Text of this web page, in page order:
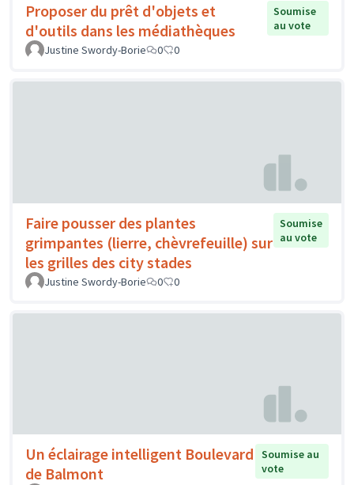
Proposer du prêt d'objets et
d'outils dans les médiathèques
Soumise
au vote
Justine Swordy-Borie
0 0
Faire pousser des plantes
grimpantes (lierre, chèvrefeuille) sur
les grilles des city stades
Soumise
au vote
Justine Swordy-Borie 0 0
Un éclairage intelligent Boulevard
de Balmont
Soumise au
vote